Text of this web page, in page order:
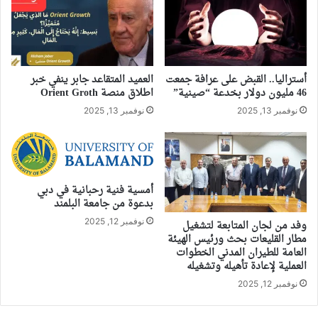
أستراليا.. القبض على عرافة جمعت
46 مليون دولار بخدعة “صينية”
نوفمبر 13, 2025
العميد المتقاعد جابر ينفي خبر
اطلاق منصة Orient Groth
نوفمبر 13, 2025
وفد من لجان المتابعة لتشغيل
مطار القليعات بحث ورئيس الهيئة
العامة للطيران المدني الخطوات
العملية لإعادة تأهيله وتشغيله
نوفمبر 12, 2025
أمسية فنية رحبانية في دبي
بدعوة من جامعة البلمند
نوفمبر 12, 2025